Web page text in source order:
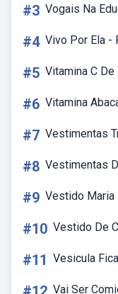
#3 Vogais Na
#4 Vivo Por Ela -
#5 Vitamina C
#6 Vitamina
#7 Vestimentas
#8 Vestimentas
#9 Vestido Maria
#10 Vestido De
#11 Vesicula
Vai Ser